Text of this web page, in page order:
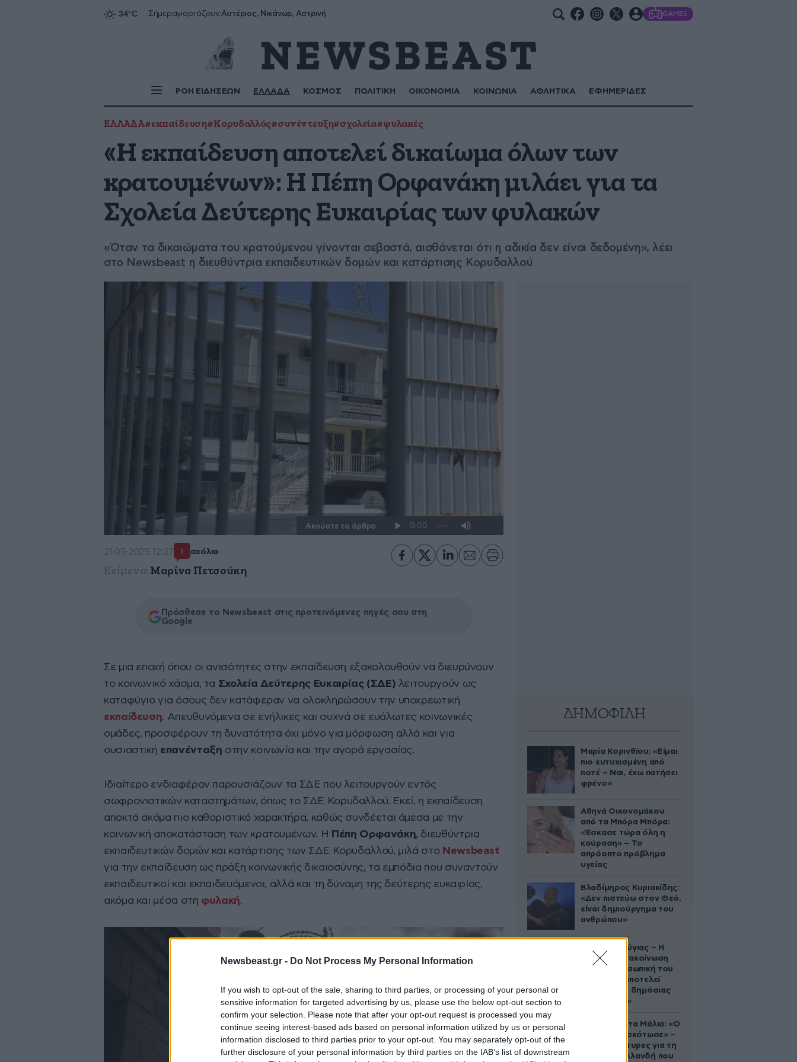
Newsbeast.gr - Do Not Process My Personal Information
If you wish to opt-out of the sale, sharing to third parties, or processing of your personal or
sensitive information for targeted advertising by us, please use the below opt-out section to
confirm your selection. Please note that after your opt-out request is processed you may
continue seeing interest-based ads based on personal information utilized by us or personal
information disclosed to third parties prior to your opt-out. You may separately opt-out of the
further disclosure of your personal information by third parties on the IAB’s list of downstream
Σήμεραγιορτάζουν:Αστέριος, Νικάνωρ, Αστρινή GAMES
ΡΟΗ ΕΙΔΗΣΕΩΝ ΕΛΛΑΔΑ ΚΟΣΜΟΣ ΠΟΛΙΤΙΚΗ ΟΙΚΟΝΟΜΙΑ ΚΟΙΝΩΝΙΑ ΑΘΛΗΤΙΚΑ ΕΦΗΜΕΡΙΔΕΣ
ΕΛΛΑΔΑ#εκπαίδευση#Κορυδαλλός#συνέντευξη#σχολεία#φυλακές
«Η εκπαίδευση αποτελεί δικαίωμα όλων των
κρατουμένων»: Η Πέπη Ορφανάκη μιλάει για τα
Σχολεία Δεύτερης Ευκαιρίας των φυλακών
«Όταν τα δικαιώματα του κρατούμενου γίνονται σεβαστά, αισθάνεται ότι η αδικία δεν είναι δεδομένη», λέει
στο Newsbeast η διευθύντρια εκπαιδευτικών δομών και κατάρτισης Κορυδαλλού
Ακούστε το άρθρο
21·05·2025 12:27 1 σχόλια
Κείμενο: Μαρίνα Πετσούκη
Πρόσθεσε το Newsbeast στις προτεινόμενες πηγές σου στη
Google
Σε μια εποχή όπου οι ανισότητες στην εκπαίδευση εξακολουθούν να διευρύνουν
το κοινωνικό χάσμα, τα Σχολεία Δεύτερης Ευκαιρίας (ΣΔΕ) λειτουργούν ως
καταφύγιο για όσους δεν κατάφεραν να ολοκληρώσουν την υποχρεωτική
εκπαίδευση. Απευθυνόμενα σε ενήλικες και συχνά σε ευάλωτες κοινωνικές
ομάδες, προσφέρουν τη δυνατότητα όχι μόνο για μόρφωση αλλά και για
ουσιαστική επανένταξη στην κοινωνία και την αγορά εργασίας.
Ιδιαίτερο ενδιαφέρον παρουσιάζουν τα ΣΔΕ που λειτουργούν εντός
σωφρονιστικών καταστημάτων, όπως το ΣΔΕ Κορυδαλλού. Εκεί, η εκπαίδευση
αποκτά ακόμα πιο καθοριστικό χαρακτήρα, καθώς συνδέεται άμεσα με την
κοινωνική αποκατάσταση των κρατουμένων. Η
Πέπη Ορφανάκη, διευθύντρια
εκπαιδευτικών δομών και κατάρτισης των ΣΔΕ Κορυδαλλού, μιλά στο Newsbeast
για την εκπαίδευση ως πράξη κοινωνικής δικαιοσύνης, τα εμπόδια που συναντούν
εκπαιδευτικοί και εκπαιδευόμενοι, αλλά και τη δύναμη της δεύτερης ευκαιρίας,
ακόμα και μέσα στη φυλακή.
ΔΗΜΟΦΙΛΗ
Μαρία Κορινθίου: «Είμαι
πιο ευτυχισμένη από
ποτέ – Ναι, έχω πατήσει
φρένο»
Αθηνά Οικονομάκου
από τα Μπόρα Μπόρα:
«Έσκασε τώρα όλη η
κούραση» – Το
απρόοπτο πρόβλημα
υγείας
Βλαδίμηρος Κυριακίδης:
«Δεν πιστεύω στον Θεό,
είναι δημιούργημα του
ανθρώπου»
Χρίστος Κούγιας – Η
αυστηρή ανακοίνωση
για την προσωπική του
ζωή: «Δεν αποτελεί
αντικείμενο δημόσιας
συζήτησης»
Τραγωδία στα Μάλια: «Ο
πανικός τη σκότωσε» –
Τι λένε μάρτυρες για τη
42χρονη Ολλανδή που